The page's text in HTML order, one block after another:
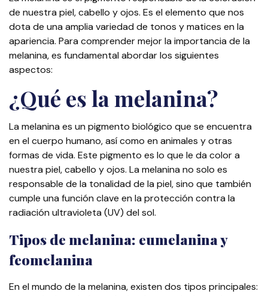
de nuestra piel, cabello y ojos. Es el elemento que nos
dota de una amplia variedad de tonos y matices en la
apariencia. Para comprender mejor la importancia de la
melanina, es fundamental abordar los siguientes
aspectos:
¿Qué es la melanina?
La melanina es un pigmento biológico que se encuentra
en el cuerpo humano, así como en animales y otras
formas de vida. Este pigmento es lo que le da color a
nuestra piel, cabello y ojos. La melanina no solo es
responsable de la tonalidad de la piel, sino que también
cumple una función clave en la protección contra la
radiación ultravioleta (UV) del sol.
Tipos de melanina: eumelanina y
feomelanina
En el mundo de la melanina, existen dos tipos principales: